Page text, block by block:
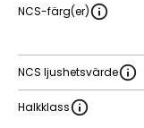
NCS-färg(er)
NCS ljushetsvärde
Halkklass